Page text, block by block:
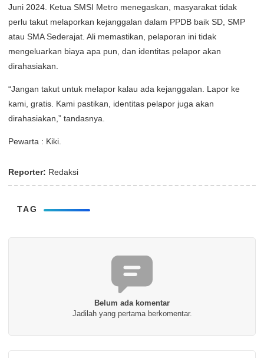
Juni 2024. Ketua SMSI Metro menegaskan, masyarakat tidak
perlu takut melaporkan kejanggalan dalam PPDB baik SD, SMP
atau SMA Sederajat. Ali memastikan, pelaporan ini tidak
mengeluarkan biaya apa pun, dan identitas pelapor akan
dirahasiakan.
“Jangan takut untuk melapor kalau ada kejanggalan. Lapor ke
kami, gratis. Kami pastikan, identitas pelapor juga akan
dirahasiakan,” tandasnya.
Pewarta : Kiki.
Reporter: Redaksi
TAG
Belum ada komentar
Jadilah yang pertama berkomentar.